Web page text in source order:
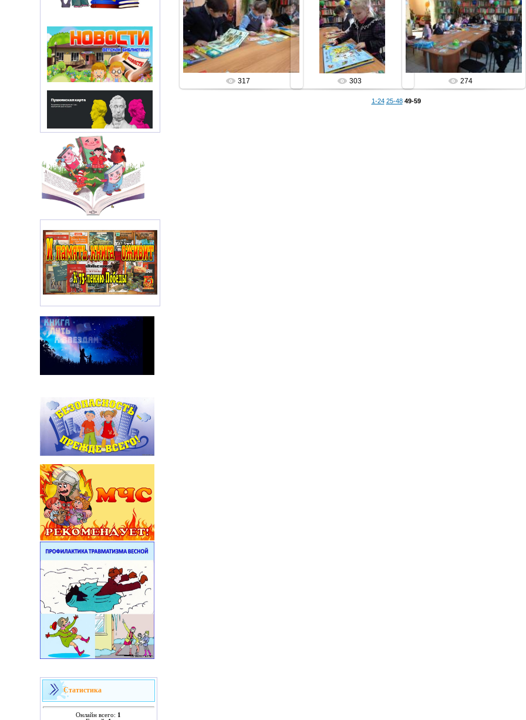
Статистика
Онлайн всего: 1
04.02.2015
библиотечный урок
Библиотека
317
04.02.2015
библиотечный урок
Библиотека
303
04.02.2015
библиотечный урок
Библиотека
274
1-24 25-48 49-59